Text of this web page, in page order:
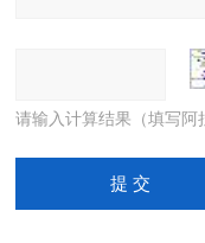
请输入计算结果（填写阿